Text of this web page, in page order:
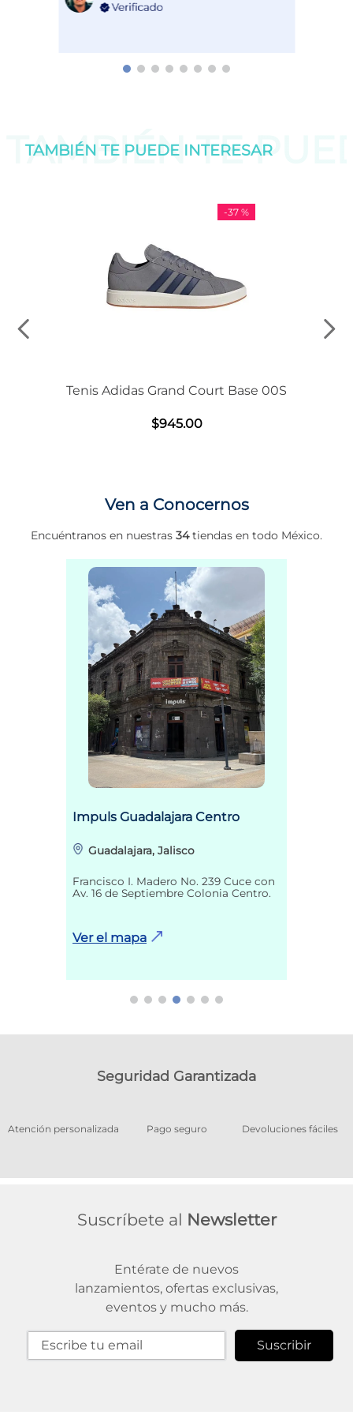
TAMBIÉN TE
TAMBIÉN TE PUEDE INTERESAR
-37 %
Tenis Adidas Grand Court Base 00S
$945.00
Ven a Conocernos
Encuéntranos en nuestras 34tiendas en todo México.
Impuls Guadalajara Centro
Guadalajara, Jalisco
Francisco I. Madero No. 239 Cuce con
Av. 16 de Septiembre Colonia Centro.
Ver el mapa
Seguridad Garantizada
Atención personalizada Pago seguro Devoluciones fáciles
Suscríbete al Newsletter
Entérate de nuevos
lanzamientos, ofertas exclusivas,
eventos y mucho más.
Suscribir